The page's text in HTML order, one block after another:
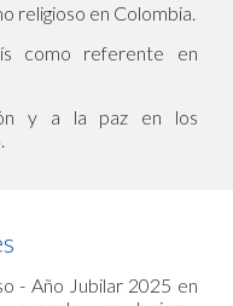
religioso en Colombia.
como referente en
y a la paz en los
- Año Jubilar 2025 en